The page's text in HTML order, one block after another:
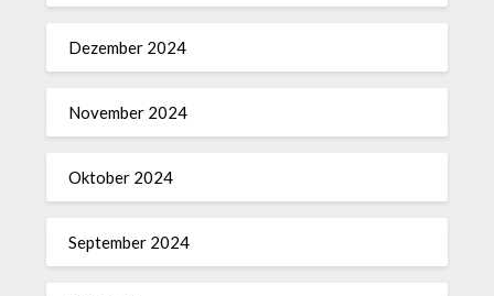
Dezember 2024
November 2024
Oktober 2024
September 2024